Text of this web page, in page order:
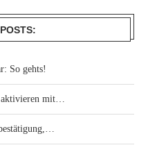
So gehts!
aktivieren mit…